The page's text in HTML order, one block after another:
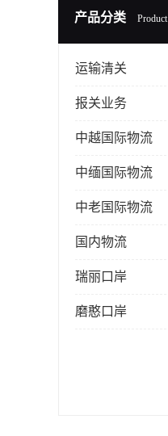
产品分类 Product
运输清关
报关业务
中越国际物流
中缅国际物流
中老国际物流
国内物流
瑞丽口岸
磨憨口岸